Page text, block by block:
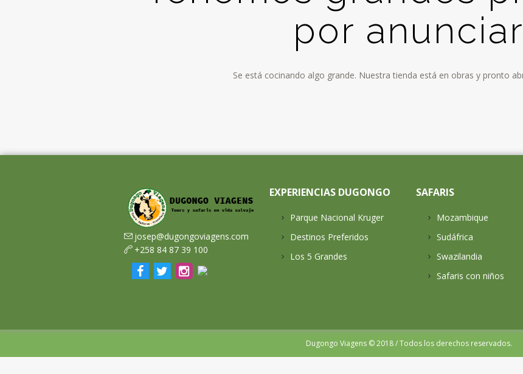
por anunciar
Se está cocinando algo grande. Nuestra tienda está en obras y pronto
josep@dugongoviagens.com
+258 84 87 39 100
EXPERIENCIAS DUGONGO
Parque Nacional Kruger
Destinos Preferidos
Los 5 Grandes
SAFARIS
Mozambique
Sudáfrica
Swazilandia
Safaris con niños
Dugongo Viagens © 2018 / Todos los derechos reservados.